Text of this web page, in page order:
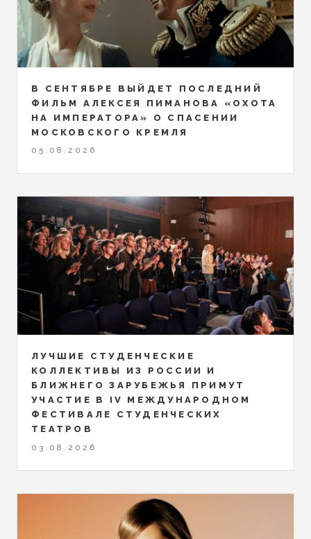
В СЕНТЯБРЕ ВЫЙДЕТ ПОСЛЕДНИЙ
ФИЛЬМ АЛЕКСЕЯ ПИМАНОВА «ОХОТА
НА ИМПЕРАТОРА» О СПАСЕНИИ
МОСКОВСКОГО КРЕМЛЯ
05.08.2026
ЛУЧШИЕ СТУДЕНЧЕСКИЕ
КОЛЛЕКТИВЫ ИЗ РОССИИ И
БЛИЖНЕГО ЗАРУБЕЖЬЯ ПРИМУТ
УЧАСТИЕ В IV МЕЖДУНАРОДНОМ
ФЕСТИВАЛЕ СТУДЕНЧЕСКИХ
ТЕАТРОВ
03.08.2026